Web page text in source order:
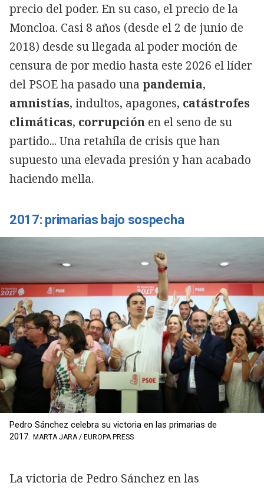
precio del poder. En su caso, el precio de la
Moncloa. Casi 8 años (desde el 2 de junio de
2018) desde su llegada al poder moción de
censura de por medio hasta este 2026 el líder
del PSOE ha pasado una pandemia,
amnistías, indultos, apagones, catástrofes
climáticas, corrupción en el seno de su
partido... Una retahíla de crisis que han
supuesto una elevada presión y han acabado
haciendo mella.
2017: primarias bajo sospecha
Pedro Sánchez celebra su victoria en las primarias de
2017. MARTA JARA / EUROPA PRESS
La victoria de Pedro Sánchez en las